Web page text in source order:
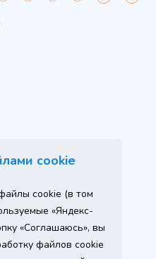
cookie
cookie (в том
«Яндекс-
«Соглашаюсь», вы
файлов cookie
носит
публичной
статьи 437 ГК РФ.
о наличии и
услуг,
сайта по